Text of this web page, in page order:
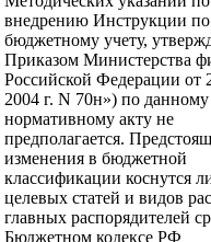
внедрению Инструкции по
бюджетному учету,
Приказом Министерства
Российской Федерации от
2004 г. N 70н») по данному
нормативному акту не
предполагается.
изменения в бюджетной
классификации коснутся
целевых статей и видов
главных распорядителей
Бюджетном кодексе РФ